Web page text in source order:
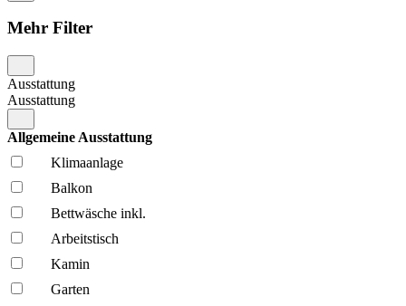
Mehr Filter
Ausstattung
Ausstattung
Allgemeine Ausstattung
Klima­anlage
Balkon
Bettwäsche inkl.
Arbeitstisch
Kamin
Garten